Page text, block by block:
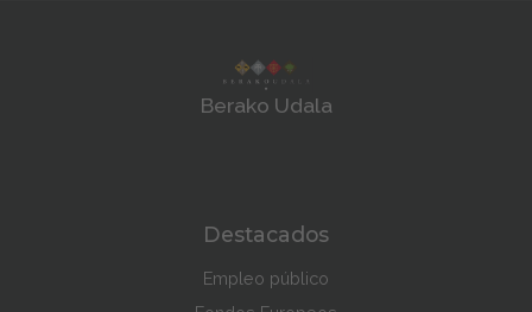
Berako Udala
Destacados
Empleo público